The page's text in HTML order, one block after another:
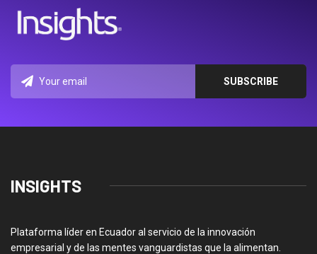
INSIGHTS
Plataforma líder en Ecuador al servicio de la innovación
empresarial y de las mentes vanguardistas que la alimentan.